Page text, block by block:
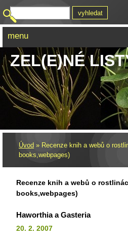
ZEL(E)NÉ
Úvod » Recenze knih a webů o
books,webpages)
Recenze knih a webů o
books,webpages)
Haworthia a Gasteria
20. 2. 2007
menu